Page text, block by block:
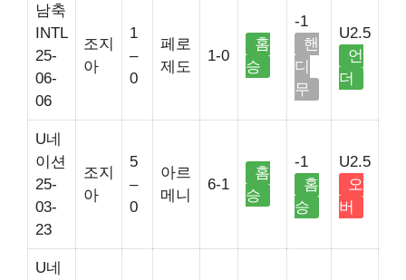
남축
INTL
25-
06-
06
조지
아
1
–
0
페로
제도
1-0
홈
승
-1
핸
디
무
U2.5
언
더
U네
이션
25-
03-
23
조지
아
5
–
0
아르
메니
6-1
홈
승
-1
홈
승
U2.5
오
버
U네